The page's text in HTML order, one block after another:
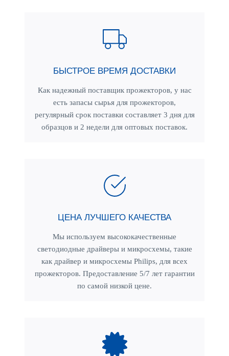
БЫСТРОЕ ВРЕМЯ ДОСТАВКИ
Как надежный поставщик прожекторов, у нас
есть запасы сырья для прожекторов,
регулярный срок поставки составляет 3 дня для
образцов и 2 недели для оптовых поставок.
ЦЕНА ЛУЧШЕГО КАЧЕСТВА
Мы используем высококачественные
светодиодные драйверы и микросхемы, такие
как драйвер и микросхемы Philips, для всех
прожекторов. Предоставление 5/7 лет гарантии
по самой низкой цене.